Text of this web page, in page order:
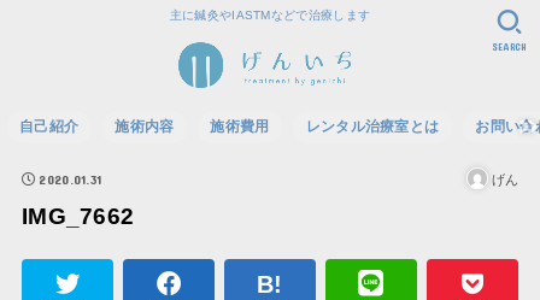
主に鍼灸やIASTMなどで治療します
自己紹介 施術内容 施術費用 レンタル治療室とは お問い合
SEARCH
2020.01.31 げん
IMG_7662